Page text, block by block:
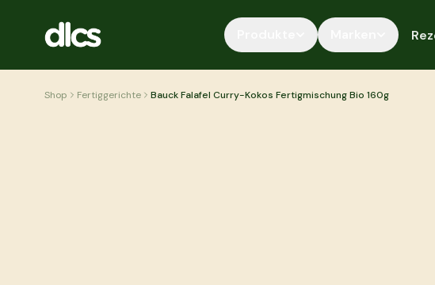
Shop Fertiggerichte Bauck Falafel Curry-Kokos Fertigmischung Bio 160g